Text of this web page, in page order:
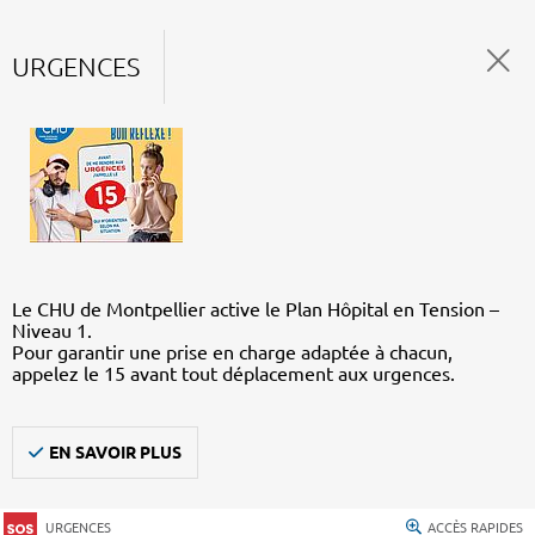
URGENCES
Le CHU de Montpellier active le Plan Hôpital en Tension –
Niveau 1.
Pour garantir une prise en charge adaptée à chacun,
appelez le 15 avant tout déplacement aux urgences.
EN SAVOIR PLUS
URGENCES ACCÈS RAPIDES